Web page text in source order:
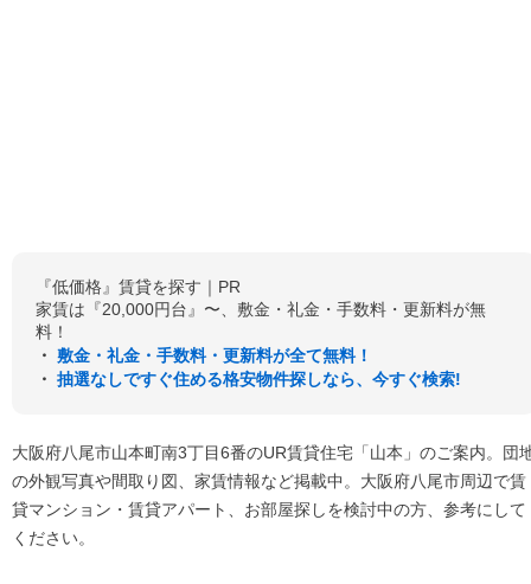
『低価格』賃貸を探す｜PR
家賃は『20,000円台』〜、敷金・礼金・手数料・更新料が無
料！
・ 敷金・礼金・手数料・更新料が全て無料！
・ 抽選なしですぐ住める格安物件探しなら、今すぐ検索!
大阪府八尾市山本町南3丁目6番のUR賃貸住宅「山本」のご案内。団
の外観写真や間取り図、家賃情報など掲載中。大阪府八尾市周辺で賃
貸マンション・賃貸アパート、お部屋探しを検討中の方、参考にして
ください。